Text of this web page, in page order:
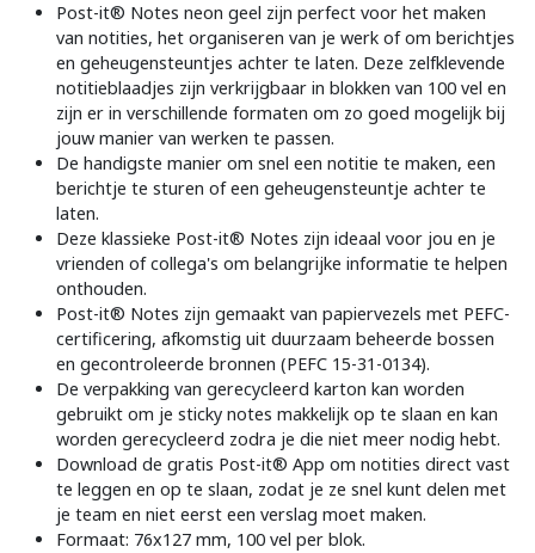
Post-it® Notes neon geel zijn perfect voor het maken
van notities, het organiseren van je werk of om berichtjes
en geheugensteuntjes achter te laten. Deze zelfklevende
notitieblaadjes zijn verkrijgbaar in blokken van 100 vel en
zijn er in verschillende formaten om zo goed mogelijk bij
jouw manier van werken te passen.
De handigste manier om snel een notitie te maken, een
berichtje te sturen of een geheugensteuntje achter te
laten.
Deze klassieke Post-it® Notes zijn ideaal voor jou en je
vrienden of collega's om belangrijke informatie te helpen
onthouden.
Post-it® Notes zijn gemaakt van papiervezels met PEFC-
certificering, afkomstig uit duurzaam beheerde bossen
en gecontroleerde bronnen (PEFC 15-31-0134).
De verpakking van gerecycleerd karton kan worden
gebruikt om je sticky notes makkelijk op te slaan en kan
worden gerecycleerd zodra je die niet meer nodig hebt.
Download de gratis Post-it® App om notities direct vast
te leggen en op te slaan, zodat je ze snel kunt delen met
je team en niet eerst een verslag moet maken.
Formaat: 76x127 mm, 100 vel per blok.